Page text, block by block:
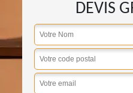
DEVIS